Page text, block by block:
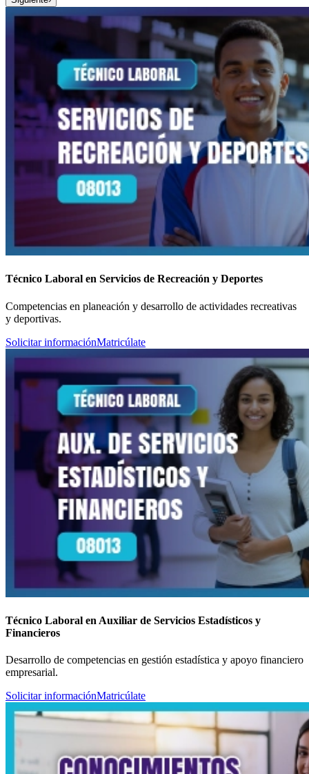
Técnico Laboral en Servicios de Recreación y Deportes
Competencias en planeación y desarrollo de actividades recreativas
y deportivas.
Solicitar informaciónMatricúlate
Técnico Laboral en Auxiliar de Servicios Estadísticos y
Financieros
Desarrollo de competencias en gestión estadística y apoyo financiero
empresarial.
Solicitar informaciónMatricúlate